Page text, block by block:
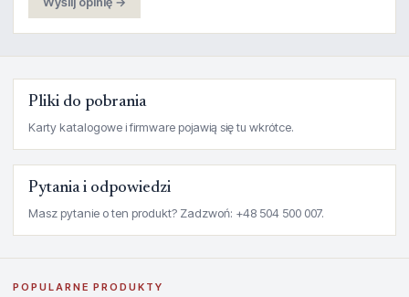
Pliki do pobrania
Karty katalogowe i firmware pojawią się tu wkrótce.
Pytania i odpowiedzi
Masz pytanie o ten produkt? Zadzwoń: +48 504 500 007.
POPULARNE PRODUKTY